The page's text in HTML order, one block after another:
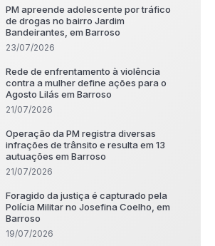
PM apreende adolescente por tráfico
de drogas no bairro Jardim
Bandeirantes, em Barroso
23/07/2026
Rede de enfrentamento à violência
contra a mulher define ações para o
Agosto Lilás em Barroso
21/07/2026
Operação da PM registra diversas
infrações de trânsito e resulta em 13
autuações em Barroso
21/07/2026
Foragido da justiça é capturado pela
Polícia Militar no Josefina Coelho, em
Barroso
19/07/2026